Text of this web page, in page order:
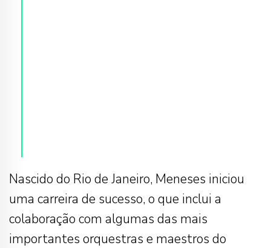
Nascido do Rio de Janeiro, Meneses iniciou
uma carreira de sucesso, o que inclui a
colaboração com algumas das mais
importantes orquestras e maestros do